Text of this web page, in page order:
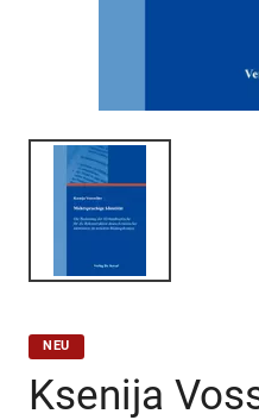
NEU
Ksenija